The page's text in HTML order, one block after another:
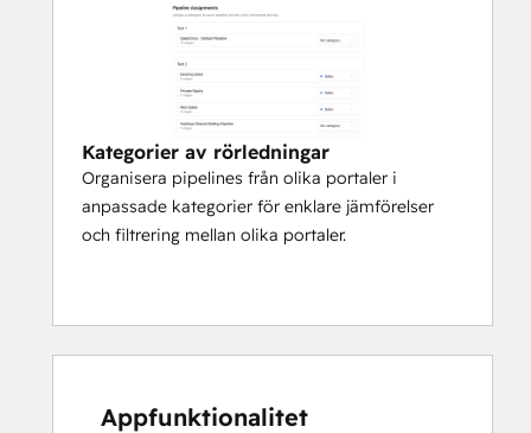
Kategorier av rörledningar
Organisera pipelines från olika portaler i
anpassade kategorier för enklare jämförelser
och filtrering mellan olika portaler.
Appfunktionalitet